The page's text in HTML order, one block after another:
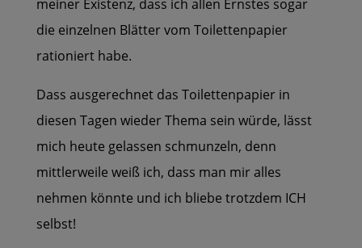
meiner Existenz, dass ich allen Ernstes sogar
die einzelnen Blätter vom Toilettenpapier
rationiert habe.
Dass ausgerechnet das Toilettenpapier in
diesen Tagen wieder Thema sein würde, lässt
mich heute gelassen schmunzeln, denn
mittlerweile weiß ich, dass man mir alles
nehmen könnte und ich bliebe trotzdem ICH
selbst!